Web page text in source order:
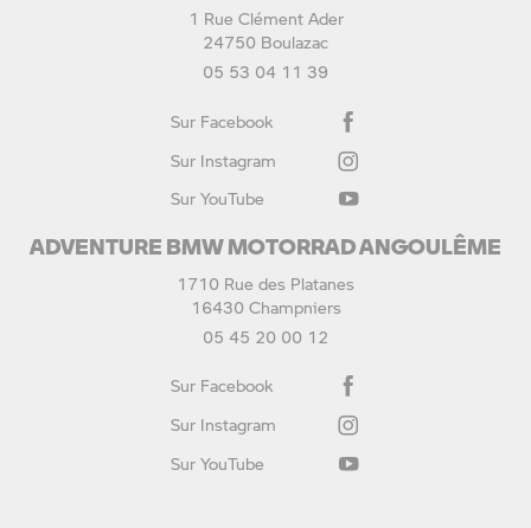
1 Rue Clément Ader
24750 Boulazac
05 53 04 11 39
Sur Facebook
Sur Instagram
Sur YouTube
ADVENTURE BMW MOTORRAD ANGOULÊME
1710 Rue des Platanes
16430 Champniers
05 45 20 00 12
Sur Facebook
Sur Instagram
Sur YouTube